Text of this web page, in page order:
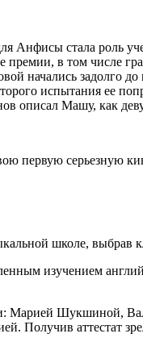
Анфисы стала роль
премии, в том числе
начались задолго
испытания ее
описал Машу, как
первую серьезную
школе,
изучением
Марией Шукшиной,
Получив аттестат